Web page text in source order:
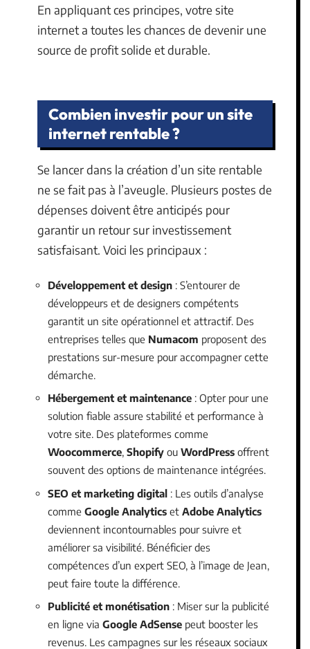
En appliquant ces principes, votre site
internet a toutes les chances de devenir une
source de profit solide et durable.
Combien investir pour un site
internet rentable ?
Se lancer dans la création d’un site rentable
ne se fait pas à l’aveugle. Plusieurs postes de
dépenses doivent être anticipés pour
garantir un retour sur investissement
satisfaisant. Voici les principaux :
Développement et design : S’entourer de
développeurs et de designers compétents
garantit un site opérationnel et attractif. Des
entreprises telles que Numacom proposent des
prestations sur-mesure pour accompagner cette
démarche.
Hébergement et maintenance : Opter pour une
solution fiable assure stabilité et performance à
votre site. Des plateformes comme
Woocommerce, Shopify ou WordPress offrent
souvent des options de maintenance intégrées.
SEO et marketing digital : Les outils d’analyse
comme Google Analytics et Adobe Analytics
deviennent incontournables pour suivre et
améliorer sa visibilité. Bénéficier des
compétences d’un expert SEO, à l’image de Jean,
peut faire toute la différence.
Publicité et monétisation : Miser sur la publicité
en ligne via Google AdSense peut booster les
revenus. Les campagnes sur les réseaux sociaux